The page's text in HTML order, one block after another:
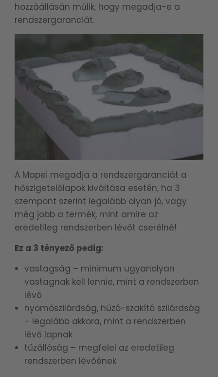
hozzáállásán múlik, hogy megadja-e a
rendszergaranciát.
A Mapei megadja a rendszergaranciát a
hőszigetelőlapok kiváltása esetén, ha 3
szempont szerint legalább olyan jó, vagy
még jobb a termék, mint amire az
eredetileg rendszerben lévőt cserélné!
Ez a 3 tényező pedig:
vastagság – minimum ugyanolyan
vastagnak kell lennie, mint a rendszerben
lévő
nyomószilárdság, húzó-szakító szilárdság
– legalább akkora, mint a rendszerben
lévő lapnak
tűzállóság – megfelel az eredetileg
rendszerben lévőének